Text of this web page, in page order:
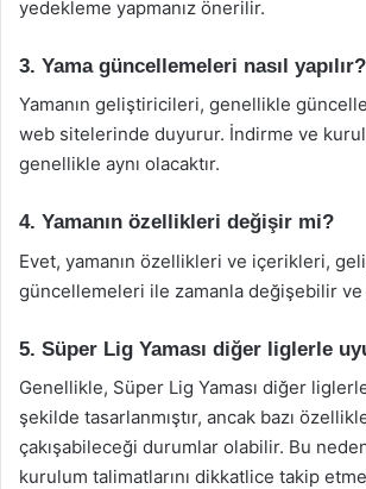
yedekleme yapmanız önerilir.
3. Yama güncellemeleri nasıl yapılır?
Yamanın geliştiricileri, genellikle
web sitelerinde duyurur. İndirme ve
genellikle aynı olacaktır.
4. Yamanın özellikleri değişir mi?
Evet, yamanın özellikleri ve içerikleri,
güncellemeleri ile zamanla değişebilir
5. Süper Lig Yaması diğer liglerle
Genellikle, Süper Lig Yaması diğer
şekilde tasarlanmıştır, ancak bazı
çakışabileceği durumlar olabilir. Bu
kurulum talimatlarını dikkatlice takip